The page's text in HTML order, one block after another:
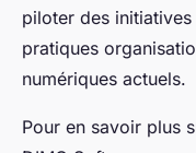
piloter des
pratiques
numériques actuels.
Pour en savoir plus